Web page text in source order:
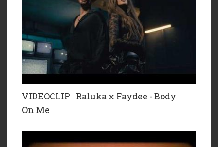
VIDEOCLIP | Raluka x Faydee - Body
On Me